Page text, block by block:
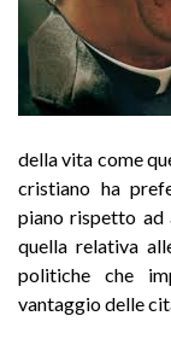
della vita come
cristiano ha
piano rispetto ad
quella relativa
politiche che
vantaggio delle